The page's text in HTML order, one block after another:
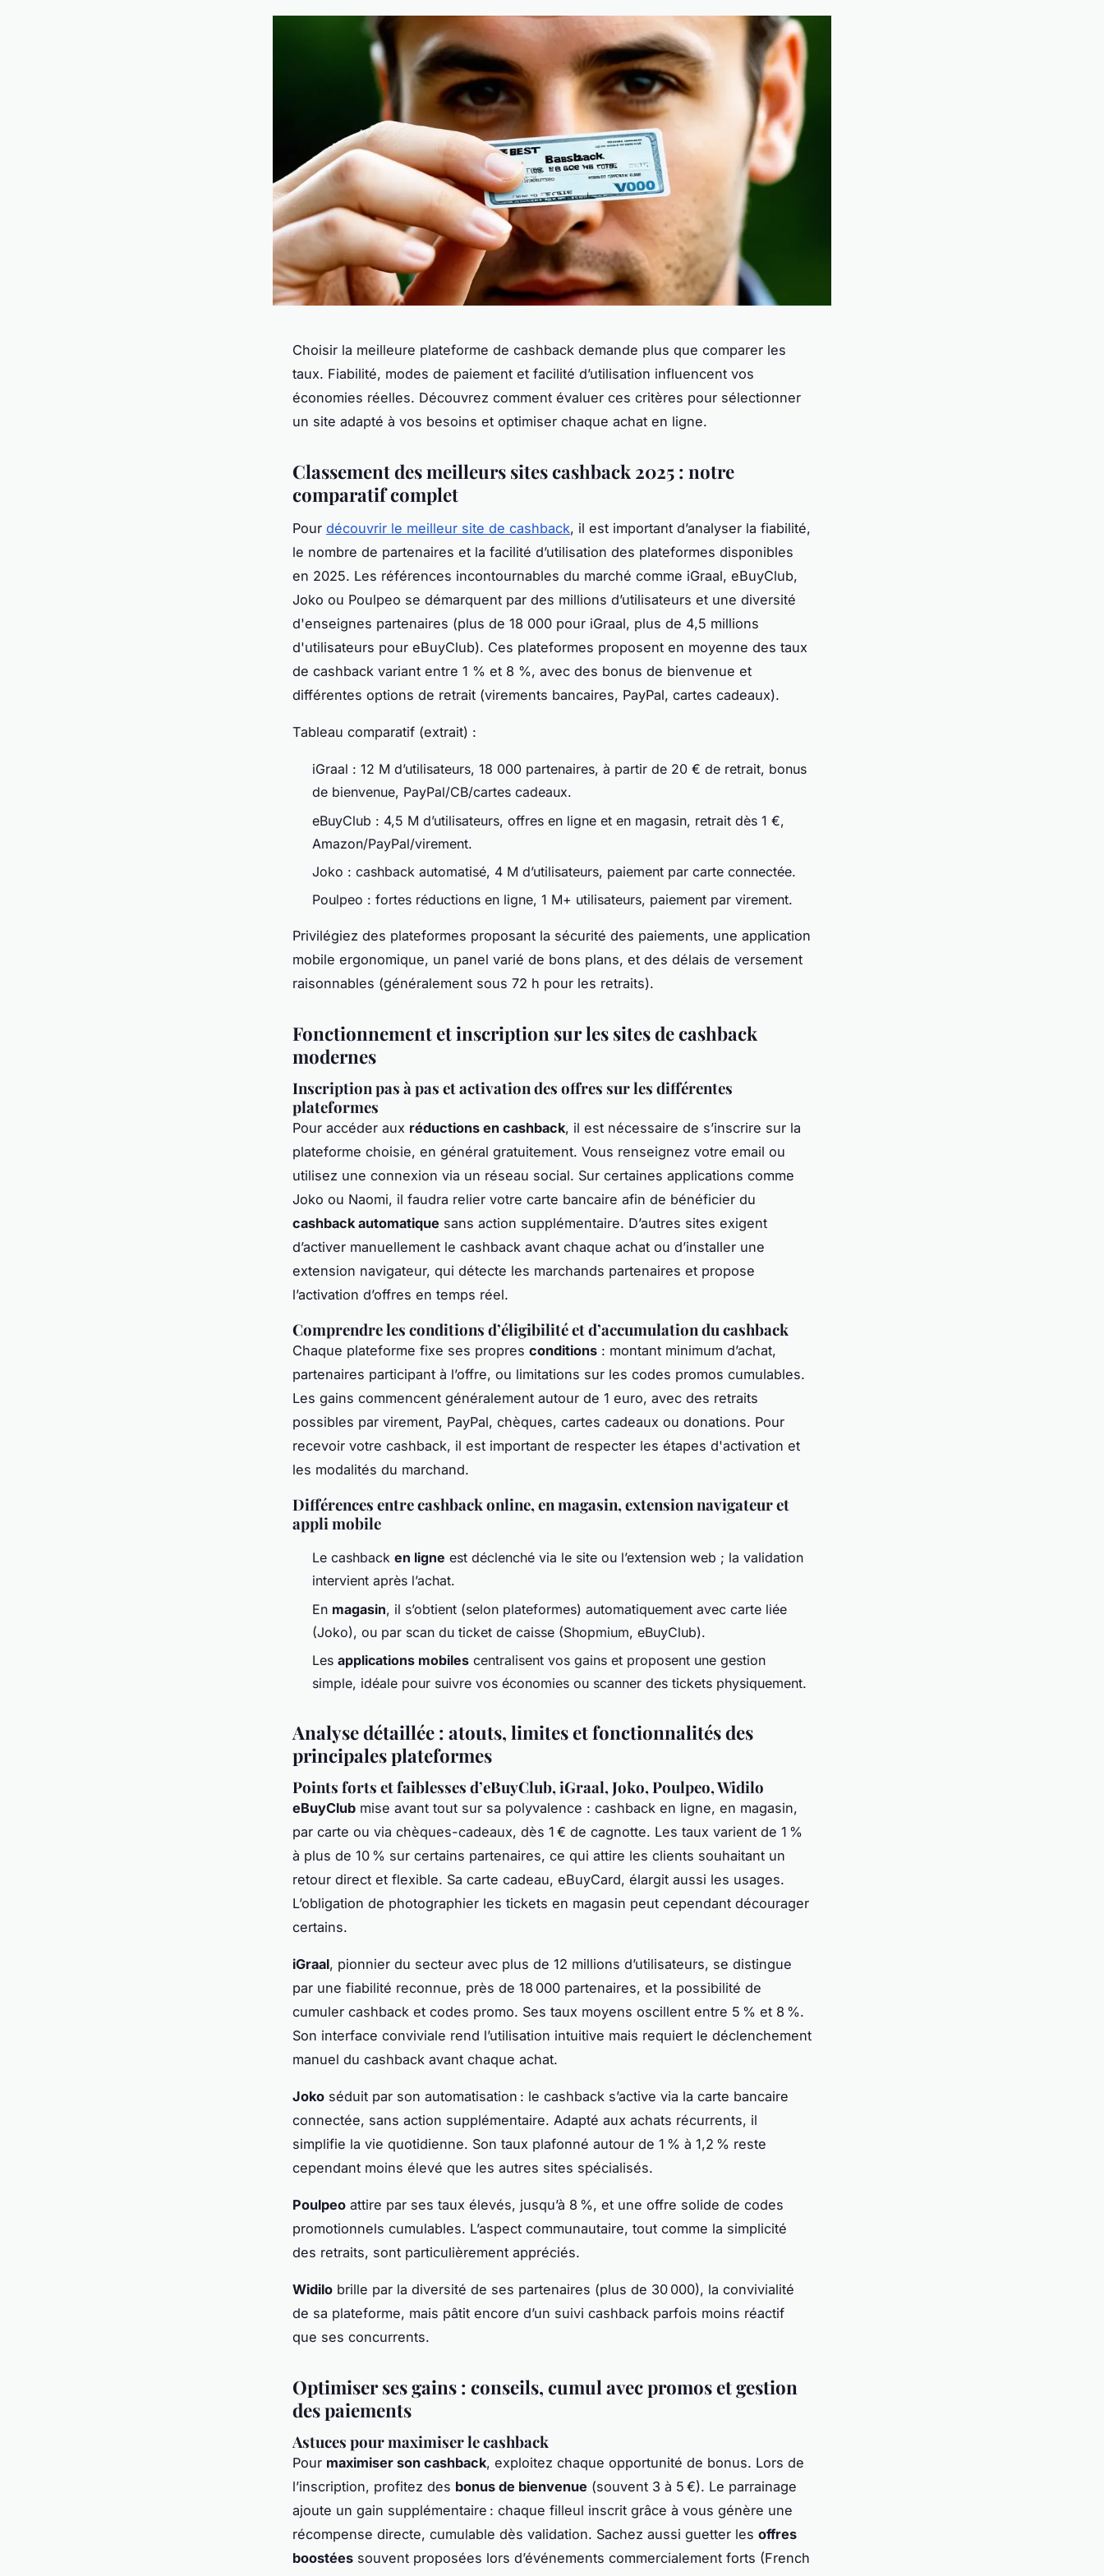
Choisir la meilleure plateforme de cashback demande plus que comparer les
taux. Fiabilité, modes de paiement et facilité d’utilisation influencent vos
économies réelles. Découvrez comment évaluer ces critères pour sélectionner
un site adapté à vos besoins et optimiser chaque achat en ligne.
Classement des meilleurs sites cashback 2025 : notre
comparatif complet
Pour découvrir le meilleur site de cashback, il est important d’analyser la fiabilité,
le nombre de partenaires et la facilité d’utilisation des plateformes disponibles
en 2025. Les références incontournables du marché comme iGraal, eBuyClub,
Joko ou Poulpeo se démarquent par des millions d’utilisateurs et une diversité
d'enseignes partenaires (plus de 18 000 pour iGraal, plus de 4,5 millions
d'utilisateurs pour eBuyClub). Ces plateformes proposent en moyenne des taux
de cashback variant entre 1 % et 8 %, avec des bonus de bienvenue et
différentes options de retrait (virements bancaires, PayPal, cartes cadeaux).
Tableau comparatif (extrait) :
iGraal : 12 M d’utilisateurs, 18 000 partenaires, à partir de 20 € de retrait, bonus
de bienvenue, PayPal/CB/cartes cadeaux.
eBuyClub : 4,5 M d’utilisateurs, offres en ligne et en magasin, retrait dès 1 €,
Amazon/PayPal/virement.
Joko : cashback automatisé, 4 M d’utilisateurs, paiement par carte connectée.
Poulpeo : fortes réductions en ligne, 1 M+ utilisateurs, paiement par virement.
Privilégiez des plateformes proposant la sécurité des paiements, une application
mobile ergonomique, un panel varié de bons plans, et des délais de versement
raisonnables (généralement sous 72 h pour les retraits).
Fonctionnement et inscription sur les sites de cashback
modernes
Inscription pas à pas et activation des offres sur les différentes
plateformes
Pour accéder aux réductions en cashback, il est nécessaire de s’inscrire sur la
plateforme choisie, en général gratuitement. Vous renseignez votre email ou
utilisez une connexion via un réseau social. Sur certaines applications comme
Joko ou Naomi, il faudra relier votre carte bancaire afin de bénéficier du
cashback automatique sans action supplémentaire. D’autres sites exigent
d’activer manuellement le cashback avant chaque achat ou d’installer une
extension navigateur, qui détecte les marchands partenaires et propose
l’activation d’offres en temps réel.
Comprendre les conditions d’éligibilité et d’accumulation du cashback
Chaque plateforme fixe ses propres conditions : montant minimum d’achat,
partenaires participant à l’offre, ou limitations sur les codes promos cumulables.
Les gains commencent généralement autour de 1 euro, avec des retraits
possibles par virement, PayPal, chèques, cartes cadeaux ou donations. Pour
recevoir votre cashback, il est important de respecter les étapes d'activation et
les modalités du marchand.
Différences entre cashback online, en magasin, extension navigateur et
appli mobile
Le cashback en ligne est déclenché via le site ou l’extension web ; la validation
intervient après l’achat.
En magasin, il s’obtient (selon plateformes) automatiquement avec carte liée
(Joko), ou par scan du ticket de caisse (Shopmium, eBuyClub).
Les applications mobiles centralisent vos gains et proposent une gestion
simple, idéale pour suivre vos économies ou scanner des tickets physiquement.
Analyse détaillée : atouts, limites et fonctionnalités des
principales plateformes
Points forts et faiblesses d’eBuyClub, iGraal, Joko, Poulpeo, Widilo
eBuyClub mise avant tout sur sa polyvalence : cashback en ligne, en magasin,
par carte ou via chèques-cadeaux, dès 1 € de cagnotte. Les taux varient de 1 %
à plus de 10 % sur certains partenaires, ce qui attire les clients souhaitant un
retour direct et flexible. Sa carte cadeau, eBuyCard, élargit aussi les usages.
L’obligation de photographier les tickets en magasin peut cependant décourager
certains.
iGraal, pionnier du secteur avec plus de 12 millions d’utilisateurs, se distingue
par une fiabilité reconnue, près de 18 000 partenaires, et la possibilité de
cumuler cashback et codes promo. Ses taux moyens oscillent entre 5 % et 8 %.
Son interface conviviale rend l’utilisation intuitive mais requiert le déclenchement
manuel du cashback avant chaque achat.
Joko séduit par son automatisation : le cashback s’active via la carte bancaire
connectée, sans action supplémentaire. Adapté aux achats récurrents, il
simplifie la vie quotidienne. Son taux plafonné autour de 1 % à 1,2 % reste
cependant moins élevé que les autres sites spécialisés.
Poulpeo attire par ses taux élevés, jusqu’à 8 %, et une offre solide de codes
promotionnels cumulables. L’aspect communautaire, tout comme la simplicité
des retraits, sont particulièrement appréciés.
Widilo brille par la diversité de ses partenaires (plus de 30 000), la convivialité
de sa plateforme, mais pâtit encore d’un suivi cashback parfois moins réactif
que ses concurrents.
Optimiser ses gains : conseils, cumul avec promos et gestion
des paiements
Astuces pour maximiser le cashback
Pour maximiser son cashback, exploitez chaque opportunité de bonus. Lors de
l’inscription, profitez des bonus de bienvenue (souvent 3 à 5 €). Le parrainage
ajoute un gain supplémentaire : chaque filleul inscrit grâce à vous génère une
récompense directe, cumulable dès validation. Sachez aussi guetter les offres
boostées souvent proposées lors d’événements commercialement forts (French